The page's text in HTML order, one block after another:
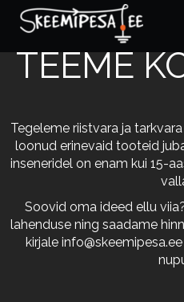
TEEME
Tegeleme riistvara ja
loonud erinevaid tooteid
inseneridel on enam kui 15-
Soovid oma ideed ellu
lahenduse ning saadame
kirjale info@skeemipesa.ee